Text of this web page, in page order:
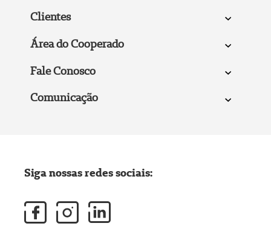
Clientes
Área do Cooperado
Fale Conosco
Comunicação
Siga nossas redes sociais: